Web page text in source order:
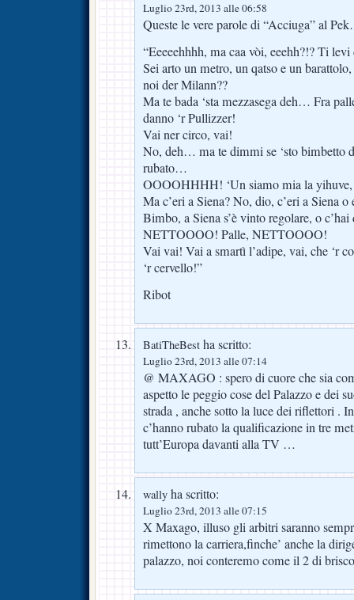
Luglio 23rd, 2013 alle 06:58
Queste le vere parole di “Acciuga” al
“Eeeeehhhh, ma caa vòi, eeehh?!? Ti
Sei arto un metro, un qatso e un
noi der Milann??
Ma te bada ‘sta mezzasega deh… Fra
danno ‘r Pullizzer!
Vai ner circo, vai!
No, deh… ma te dimmi se ‘sto bimbetto
rubato…
OOOOHHHH! ‘Un siamo mia la yihuve,
Ma c’eri a Siena? No, dio, c’eri a Siena
Bimbo, a Siena s’è vinto regolare, o
NETTOOOO! Palle, NETTOOOO!
Vai vai! Vai a smartì l’adipe, vai, che ‘r
‘r cervello!”
Ribot
BatiTheBest ha scritto:
Luglio 23rd, 2013 alle 07:14
@ MAXAGO : spero di cuore che sia
aspetto le peggio cose del Palazzo e dei
strada , anche sotto la luce dei riflettori .
c’hanno rubato la qualificazione in tre
tutt’Europa davanti alla TV …
wally ha scritto:
Luglio 23rd, 2013 alle 07:15
X Maxago, illuso gli arbitri saranno
rimettono la carriera,finche’ anche la
palazzo, noi conteremo come il 2 di